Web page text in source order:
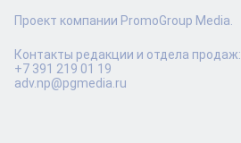
Проект компании PromoGroup Media.
Контакты редакции и отдела продаж:
+7 391 219 01 19
adv.np@pgmedia.ru